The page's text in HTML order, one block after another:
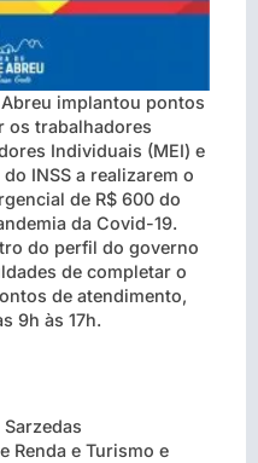
implantou pontos
os trabalhadores
Individuais (MEI) e
INSS a realizarem o
de R$ 600 do
da Covid-19.
do perfil do governo
de completar o
de atendimento,
9h às 17h.
Renda e Turismo e